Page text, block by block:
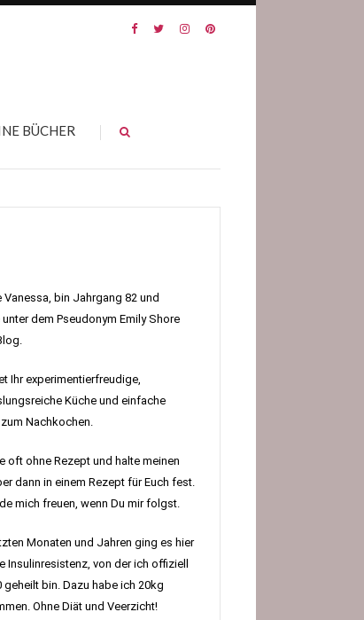
BÜCHER
Vanessa, bin Jahrgang 82 und
dem Pseudonym Emily Shore
Ihr experimentierfreudige,
Küche und einfache
Nachkochen.
oft ohne Rezept und halte meinen
dann in einem Rezept für Euch fest.
mich freuen, wenn Du mir folgst.
Monaten und Jahren ging es hier
Insulinresistenz, von der ich offiziell
geheilt bin. Dazu habe ich 20kg
Ohne Diät und Veerzicht!